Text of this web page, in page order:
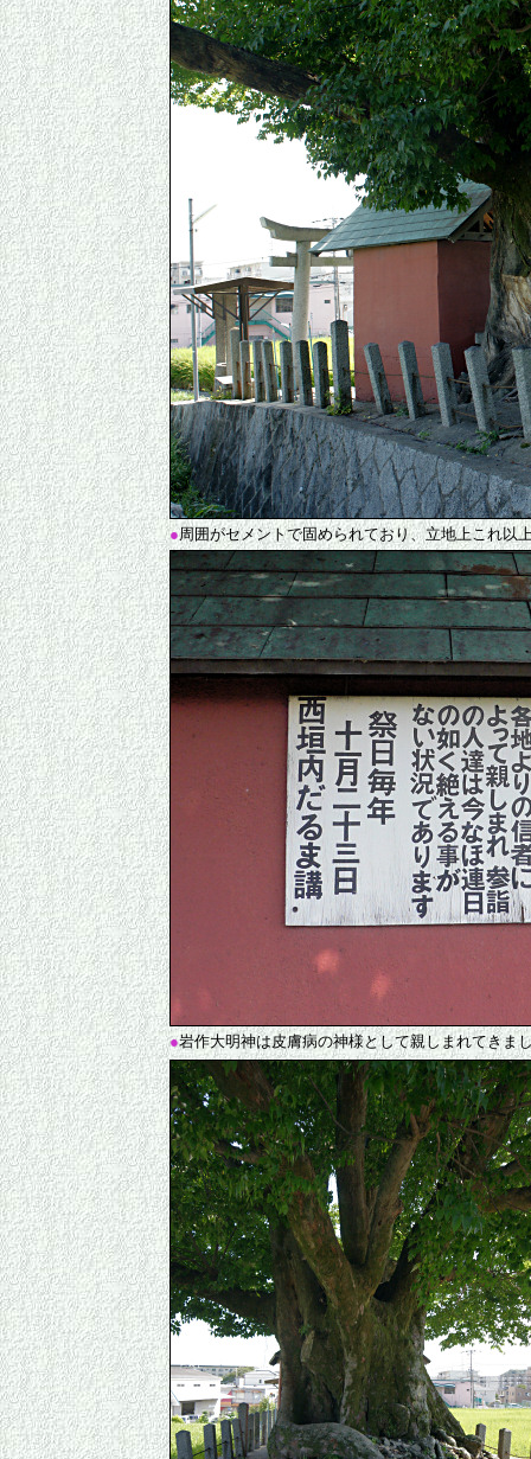
●周囲がセメントで固められており、立地上これ以
●岩作大明神は皮膚病の神様として親しまれてきま